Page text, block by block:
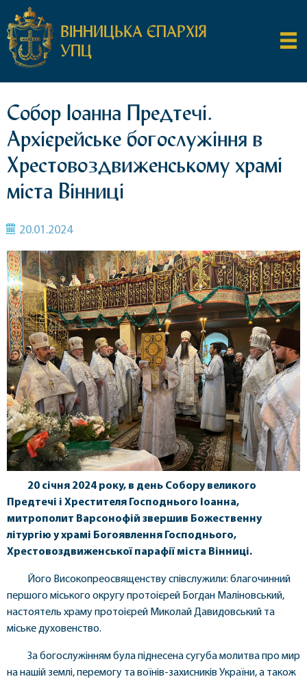
ВІННИЦЬКА ЄПАРХІЯ
УПЦ
Собор Іоанна Предтечі.
Архієрейське богослужіння в
Хрестовоздвиженському храмі
міста Вінниці
20.01.2024
20 січня 2024 року, в день Собору великого
Предтечі і Хрестителя Господнього Іоанна,
митрополит Варсонофій звершив Божественну
літургію у храмі Богоявлення Господнього,
Хрестовоздвиженської парафії міста Вінниці.
Його Високопреосвященству співслужили: благочинний
першого міського округу протоієрей Богдан Маліновський,
настоятель храму протоієрей Миколай Давидовський та
міське духовенство.
За богослужінням була піднесена сугуба молитва про мир
на нашій землі, перемогу та воїнів-захисників України, а також